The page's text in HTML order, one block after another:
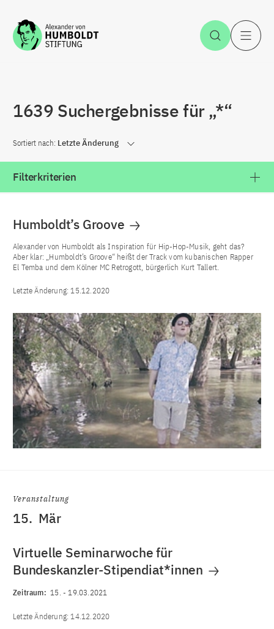
Zum Inhalt springen Suche
1639 Suchergebnisse für „*“
Sortiert nach: Letzte Änderung
Filterkriterien
Humboldt’s Groove
Alexander von Humboldt als Inspiration für Hip-Hop-Musik, geht das?
Aber klar: „Humboldt’s Groove“ heißt der Track vom kubanischen Rapper
El Temba und dem Kölner MC Retrogott, bürgerlich Kurt Tallert.
Letzte Änderung:15.12.2020
Veranstaltung
15. Mär
Virtuelle Seminarwoche für
Bundeskanzler-Stipendiat*innen
Zeitraum: 15. -19.03.2021
Letzte Änderung:14.12.2020